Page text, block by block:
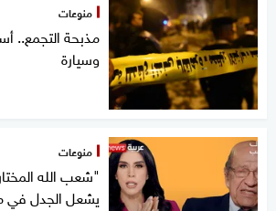
منوعات
مذبحة التجمع..
وسيارة
منوعات
"شعب الله
يشعل الجدل في